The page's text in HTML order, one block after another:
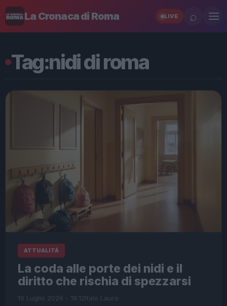
La Cronaca di Roma LIVE ⌕
Tag:nidi di roma
ATTUALITÀ
La coda alle porte dei nidi e il
diritto che rischia di spezzarsi
16 Luglio 2026 - 18:12Italo Lauro